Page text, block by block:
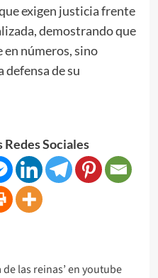
exigen justicia frente
demostrando que
en números, sino
defensa de su
Sociales
las reinas’ en youtube